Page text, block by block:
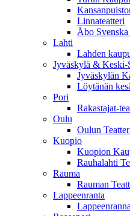
Linnateatteri
Åbo Svenska
Lahti
Lahden
Jyväskylä & Keski-
Jyväskylän
Löytänän
Pori
Rakastajat-
Oulu
Oulun
Kuopio
Kuopion
Rauhalahti
Rauma
Rauman
Lappeenranta